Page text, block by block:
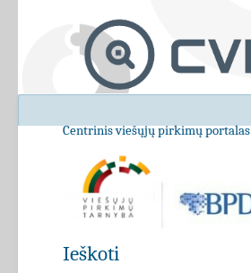
Centrinis viešųjų pirkimų portalas
Ieškoti